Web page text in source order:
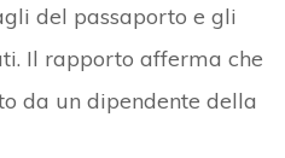
del passaporto e gli
Il rapporto afferma che
da un dipendente della